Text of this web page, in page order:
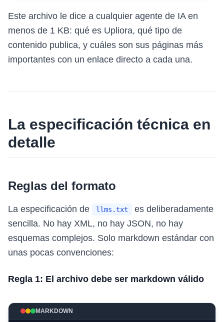
Este archivo le dice a cualquier agente de IA en
menos de 1 KB: qué es Upliora, qué tipo de
contenido publica, y cuáles son sus páginas más
importantes con un enlace directo a cada una.
La especificación técnica en
detalle
Reglas del formato
La especificación de llms.txt
es deliberadamente
sencilla. No hay XML, no hay JSON, no hay
esquemas complejos. Solo markdown estándar con
unas pocas convenciones:
Regla 1: El archivo debe ser markdown válido
MARKDOWN